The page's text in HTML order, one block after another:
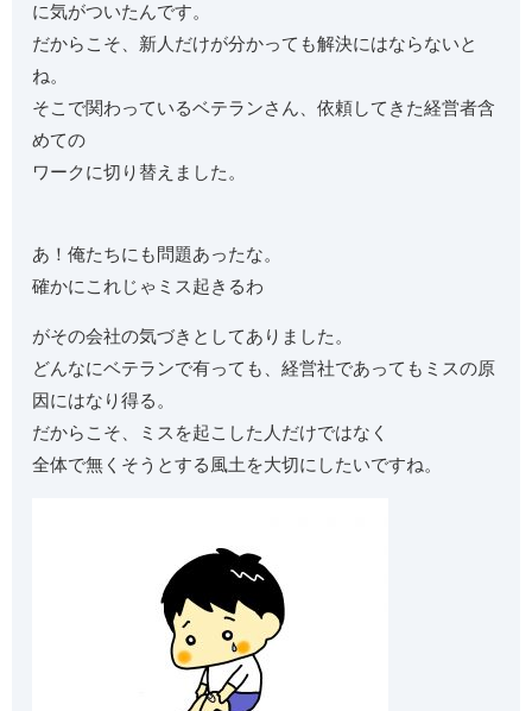
に気がついたんです。
だからこそ、新人だけが分かっても解決にはならないと
ね。
そこで関わっているベテランさん、依頼してきた経営者含
めての
ワークに切り替えました。
あ！俺たちにも問題あったな。
確かにこれじゃミス起きるわ
がその会社の気づきとしてありました。
どんなにベテランで有っても、経営社であってもミスの原
因にはなり得る。
だからこそ、ミスを起こした人だけではなく
全体で無くそうとする風土を大切にしたいですね。